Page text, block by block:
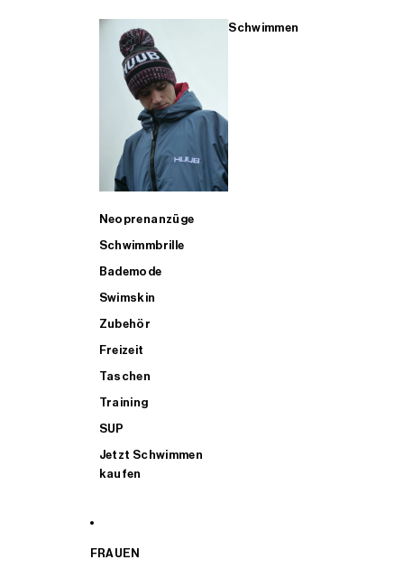
Schwimmen
Neoprenanzüge
Schwimmbrille
Bademode
Swimskin
Zubehör
Freizeit
Taschen
Training
SUP
Jetzt Schwimmen
kaufen
FRAUEN